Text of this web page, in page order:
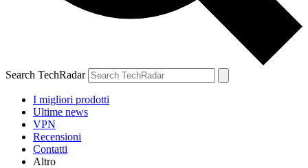
Search TechRadar
I migliori prodotti
Ultime news
VPN
Recensioni
Contatti
Altro